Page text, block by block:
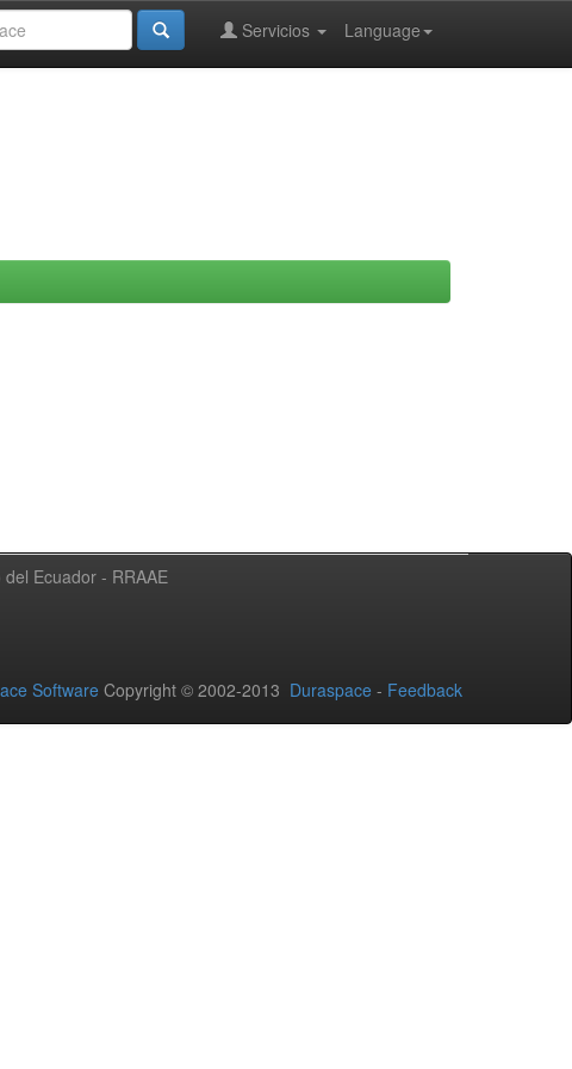
Language
Servicios
Ecuador - RRAAE
Software Copyright © 2002-2013 Duraspace - Feedback